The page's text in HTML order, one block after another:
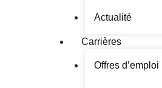
Actualité
Carrières
Offres d’emploi